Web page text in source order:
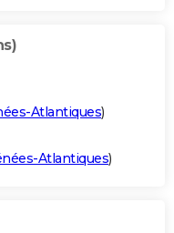
Atlantiques)
Atlantiques)